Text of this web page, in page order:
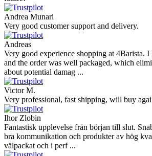
Andrea Munari
Very good customer support and delivery.
Andreas
Very good experience shopping at 4Barista.
and the order was well packaged, which
about potential damag ...
Victor M.
Very professional, fast shipping, will buy
Ihor Zlobin
Fantastisk upplevelse från början till slut.
bra kommunikation och produkter av hög
välpackat och i perf ...